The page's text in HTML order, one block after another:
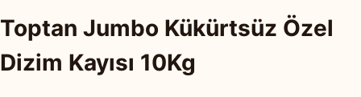
Toptan Jumbo Kükürtsüz Özel
Dizim Kayısı 10Kg